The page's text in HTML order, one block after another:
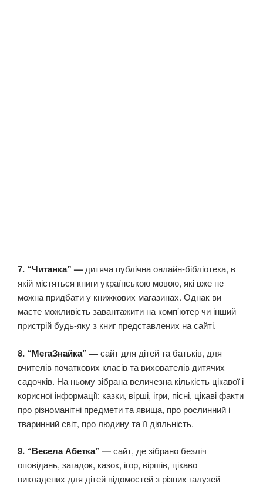
7. “Читанка” —дитяча публічна онлайн-бібліотека, в
якій містяться книги українською мовою, які вже не
можна придбати у книжкових магазинах. Однак ви
маєте можливість завантажити на комп’ютер чи інший
пристрій будь-яку з книг представлених на сайті.
8. “МегаЗнайка” —сайт для дітей та батьків, для
вчителів початкових класів та вихователів дитячих
садочків. На ньому зібрана величезна кількість цікавої і
корисної інформації: казки, вірші, ігри, пісні, цікаві факти
про різноманітні предмети та явища, про рослинний і
тваринний світ, про людину та її діяльність.
9. “Весела Абетка” —сайт, де зібрано безліч
оповідань, загадок, казок, ігор, віршів, цікаво
викладених для дітей відомостей з різних галузей